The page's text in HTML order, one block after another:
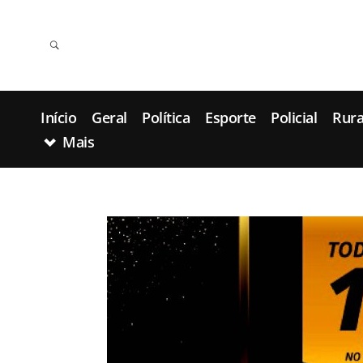
Início Geral Política Esporte Policial
Mais